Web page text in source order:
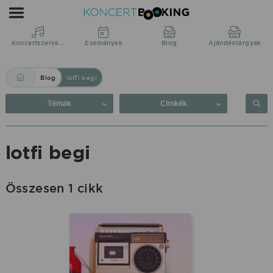
Blog:
begi
KoncertBooking
Közvetlenül
a
Koncertszervezés Események Blog Ajándéktárgyak
Blog lotfi begi
Témák Címkék
lotfi begi
Összesen 1 cikk